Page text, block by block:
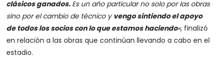
clásicos ganados. Es un año particular no solo por las obras
sino por el cambio de técnico y vengo sintiendo el apoyo
de todos los socios con lo que estamos haciendo«, finalizó
en relación a las obras que continúan llevando a cabo en el
estadio.